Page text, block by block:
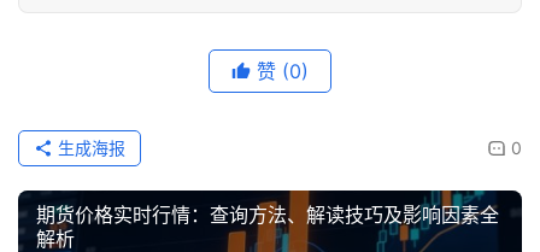
赞 (0)
0
生成海报
期货价格实时行情：查询方法、解读技巧及影响因素全
解析